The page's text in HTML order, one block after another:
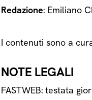
Redazione: Emiliano
I contenuti sono a
NOTE LEGALI
FASTWEB: testata